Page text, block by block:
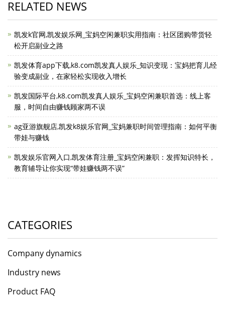
RELATED NEWS
凯发k官网,凯发娱乐网_宝妈空闲兼职实用指南：社区团购带货轻
松开启副业之路
凯发体育app下载,k8.com凯发真人娱乐_知识变现：宝妈把育儿经
验变成副业，在家轻松实现收入增长
凯发国际平台,k8.com凯发真人娱乐_宝妈空闲兼职首选：线上客
服，时间自由赚钱顾家两不误
ag亚游旗舰店,凯发k8娱乐官网_宝妈兼职时间管理指南：如何平衡
带娃与赚钱
凯发娱乐官网入口,凯发体育注册_宝妈空闲兼职：发挥知识特长，
教育辅导让你实现“带娃赚钱两不误”
CATEGORIES
Company dynamics
Industry news
Product FAQ